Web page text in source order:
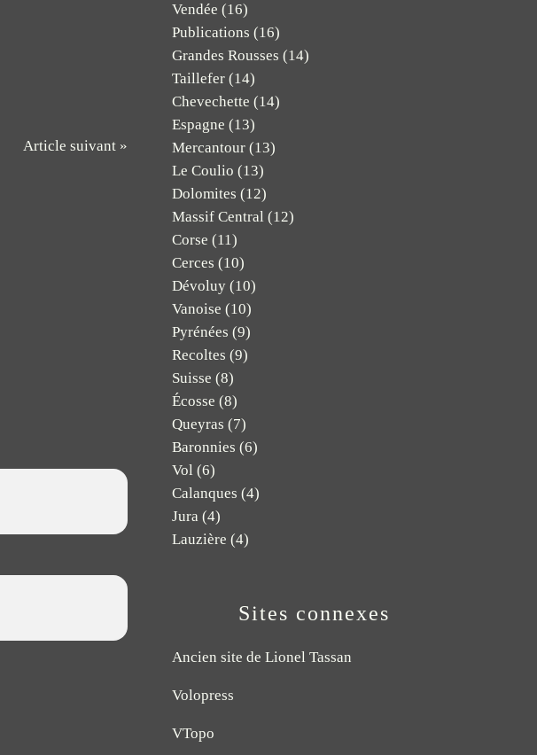
Article suivant »
Vendée (16)
Publications (16)
Grandes Rousses (14)
Taillefer (14)
Chevechette (14)
Espagne (13)
Mercantour (13)
Le Coulio (13)
Dolomites (12)
Massif Central (12)
Corse (11)
Cerces (10)
Dévoluy (10)
Vanoise (10)
Pyrénées (9)
Recoltes (9)
Suisse (8)
Écosse (8)
Queyras (7)
Baronnies (6)
Vol (6)
Calanques (4)
Jura (4)
Lauzière (4)
Sites connexes
Ancien site de Lionel Tassan
Volopress
VTopo